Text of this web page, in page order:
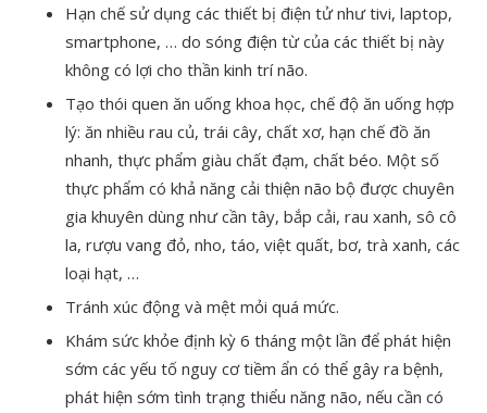
Hạn chế sử dụng các thiết bị điện tử như tivi, laptop,
smartphone, … do sóng điện từ của các thiết bị này
không có lợi cho thần kinh trí não.
Tạo thói quen ăn uống khoa học, chế độ ăn uống hợp
lý: ăn nhiều rau củ, trái cây, chất xơ, hạn chế đồ ăn
nhanh, thực phẩm giàu chất đạm, chất béo. Một số
thực phẩm có khả năng cải thiện não bộ được chuyên
gia khuyên dùng như cần tây, bắp cải, rau xanh, sô cô
la, rượu vang đỏ, nho, táo, việt quất, bơ, trà xanh, các
loại hạt, …
Tránh xúc động và mệt mỏi quá mức.
Khám sức khỏe định kỳ 6 tháng một lần để phát hiện
sớm các yếu tố nguy cơ tiềm ẩn có thể gây ra bệnh,
phát hiện sớm tình trạng thiểu năng não, nếu cần có